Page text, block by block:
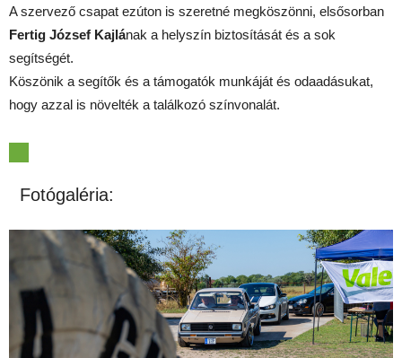
A szervező csapat ezúton is szeretné megköszönni, elsősorban
Fertig József Kajlának a helyszín biztosítását és a sok
segítségét.
Köszönik a segítők és a támogatók munkáját és odaadásukat,
hogy azzal is növelték a találkozó színvonalát.
Fotógaléria: